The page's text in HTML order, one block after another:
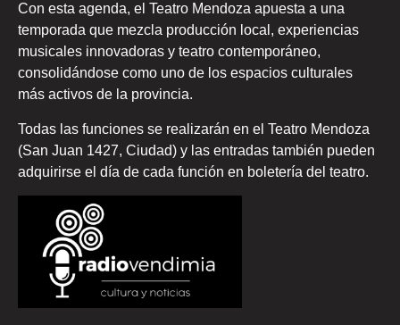
Con esta agenda, el Teatro Mendoza apuesta a una
temporada que mezcla producción local, experiencias
musicales innovadoras y teatro contemporáneo,
consolidándose como uno de los espacios culturales
más activos de la provincia.
Todas las funciones se realizarán en el Teatro Mendoza
(San Juan 1427, Ciudad) y las entradas también pueden
adquirirse el día de cada función en boletería del teatro.